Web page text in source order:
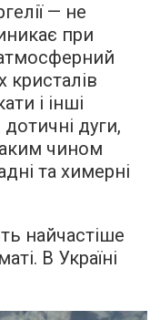
— не
при
кристалів
і інші
дотичні дуги,
чином
та химерні
найчастіше
В Україні